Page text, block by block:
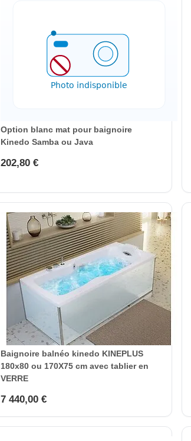
Option blanc mat pour baignoire
Kinedo Samba ou Java
202,80 €
Baignoire balnéo kinedo KINEPLUS
180x80 ou 170X75 cm avec tablier en
VERRE
7 440,00 €